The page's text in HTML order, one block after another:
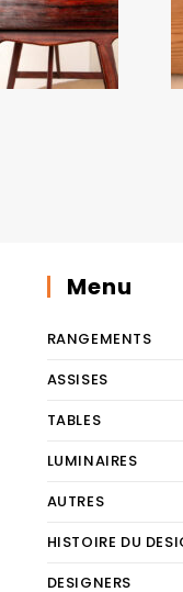
Menu
RANGEMENTS
ASSISES
TABLES
LUMINAIRES
AUTRES
HISTOIRE DU
DESIGNERS